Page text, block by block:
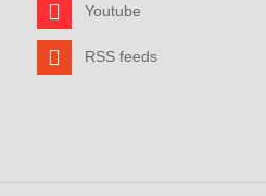
Youtube
RSS feeds